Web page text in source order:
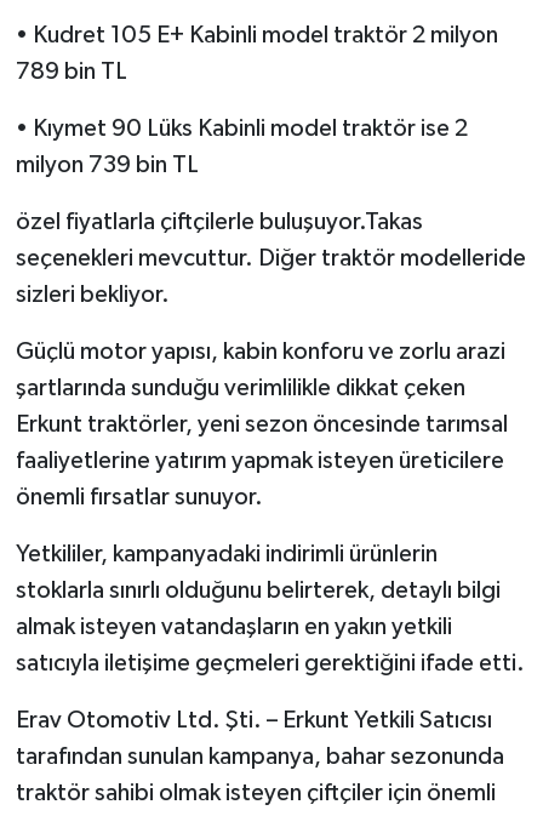
• Kudret 105 E+ Kabinli model traktör 2 milyon
789 bin TL
• Kıymet 90 Lüks Kabinli model traktör ise 2
milyon 739 bin TL
özel fiyatlarla çiftçilerle buluşuyor.Takas
seçenekleri mevcuttur. Diğer traktör modelleride
sizleri bekliyor.
Güçlü motor yapısı, kabin konforu ve zorlu arazi
şartlarında sunduğu verimlilikle dikkat çeken
Erkunt traktörler, yeni sezon öncesinde tarımsal
faaliyetlerine yatırım yapmak isteyen üreticilere
önemli fırsatlar sunuyor.
Yetkililer, kampanyadaki indirimli ürünlerin
stoklarla sınırlı olduğunu belirterek, detaylı bilgi
almak isteyen vatandaşların en yakın yetkili
satıcıyla iletişime geçmeleri gerektiğini ifade etti.
Erav Otomotiv Ltd. Şti. – Erkunt Yetkili Satıcısı
tarafından sunulan kampanya, bahar sezonunda
traktör sahibi olmak isteyen çiftçiler için önemli